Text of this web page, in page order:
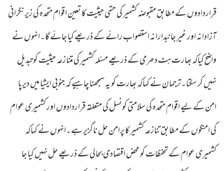
قراردادوں کے مطابق مقبوضہ کشمیر کی حتمی حیثیت کا تعین اقوام متحدہ کی زیر نگرانی
آزادانہ اور غیر جانبدارانہ استصواب رائے کے ذریعے کیا جائے گا۔انہوں نے
واضح کیاکہ بھارت ہٹ دھرمی کے ذریعے مسئلہ کشمیر کی متنازعہ حیثیت کو تبدیل
نہیں کر سکتا۔ترجمان نے کہاکہ بھارت کو یہ سمجھنا چاہیے کہ جنوبی ایشیا میں دیرپا
امن کے لیے اقوام متحدہ کی سلامتی کونسل کی متعلقہ قراردادوں اور کشمیری عوام
کی امنگوں کے مطابق تنازعہ کشمیر کا پرامن حل ناگزیر ہے۔انہوں نے کہاکہ
کشمیری عوام کے تحفظات کو محض اقتصادی بحالی کے ذریعے حل نہیں کیا جا